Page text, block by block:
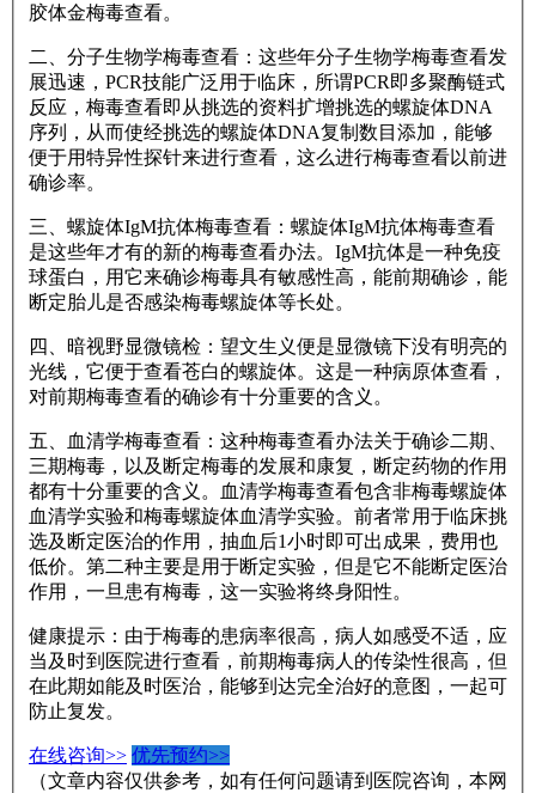
胶体金梅毒查看。
二、分子生物学梅毒查看：这些年分子生物学梅毒查看发
展迅速，PCR技能广泛用于临床，所谓PCR即多聚酶链式
反应，梅毒查看即从挑选的资料扩增挑选的螺旋体DNA
序列，从而使经挑选的螺旋体DNA复制数目添加，能够
便于用特异性探针来进行查看，这么进行梅毒查看以前进
确诊率。
三、螺旋体IgM抗体梅毒查看：螺旋体IgM抗体梅毒查看
是这些年才有的新的梅毒查看办法。IgM抗体是一种免疫
球蛋白，用它来确诊梅毒具有敏感性高，能前期确诊，能
断定胎儿是否感染梅毒螺旋体等长处。
四、暗视野显微镜检：望文生义便是显微镜下没有明亮的
光线，它便于查看苍白的螺旋体。这是一种病原体查看，
对前期梅毒查看的确诊有十分重要的含义。
五、血清学梅毒查看：这种梅毒查看办法关于确诊二期、
三期梅毒，以及断定梅毒的发展和康复，断定药物的作用
都有十分重要的含义。血清学梅毒查看包含非梅毒螺旋体
血清学实验和梅毒螺旋体血清学实验。前者常用于临床挑
选及断定医治的作用，抽血后1小时即可出成果，费用也
低价。第二种主要是用于断定实验，但是它不能断定医治
作用，一旦患有梅毒，这一实验将终身阳性。
健康提示：由于梅毒的患病率很高，病人如感受不适，应
当及时到医院进行查看，前期梅毒病人的传染性很高，但
在此期如能及时医治，能够到达完全治好的意图，一起可
防止复发。
在线咨询>> 优先预约>>
（文章内容仅供参考，如有任何问题请到医院咨询，本网